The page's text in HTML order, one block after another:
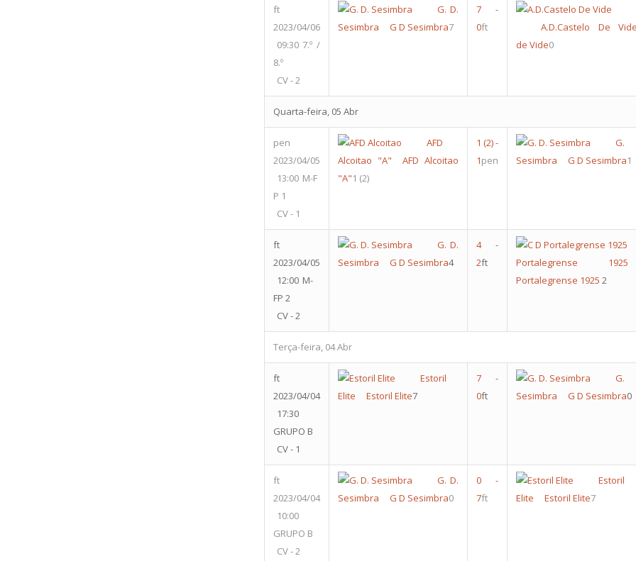
ft
2023/04/06
09:30 7.º /
8.º
CV - 2
G. D.
Sesimbra
G D Sesimbra7
7 -
0ft A.D.Castelo De Vide
de Vide0
Quarta-feira, 05 Abr
pen
2023/04/05
13:00 M-F
P 1
CV - 1
AFD
Alcoitao "A"
AFD Alcoitao
"A"1 (2)
1 (2)-
1pen
Sesimbra
G D Sesimbra1
ft
2023/04/05
12:00 M-
FP 2
CV - 2
G. D.
Sesimbra
G D Sesimbra4
4-
2ft
Portalegrense 1925
Portalegrense 1925 2
Terça-feira, 04 Abr
ft
2023/04/04
17:30
GRUPO B
CV - 1
Estoril
Elite
Estoril Elite7
7 -
0ft
Sesimbra
G D Sesimbra0
ft
2023/04/04
10:00
GRUPO B
CV - 2
G. D.
Sesimbra
G D Sesimbra0
0 -
7ft
Estoril
Elite
Estoril Elite7